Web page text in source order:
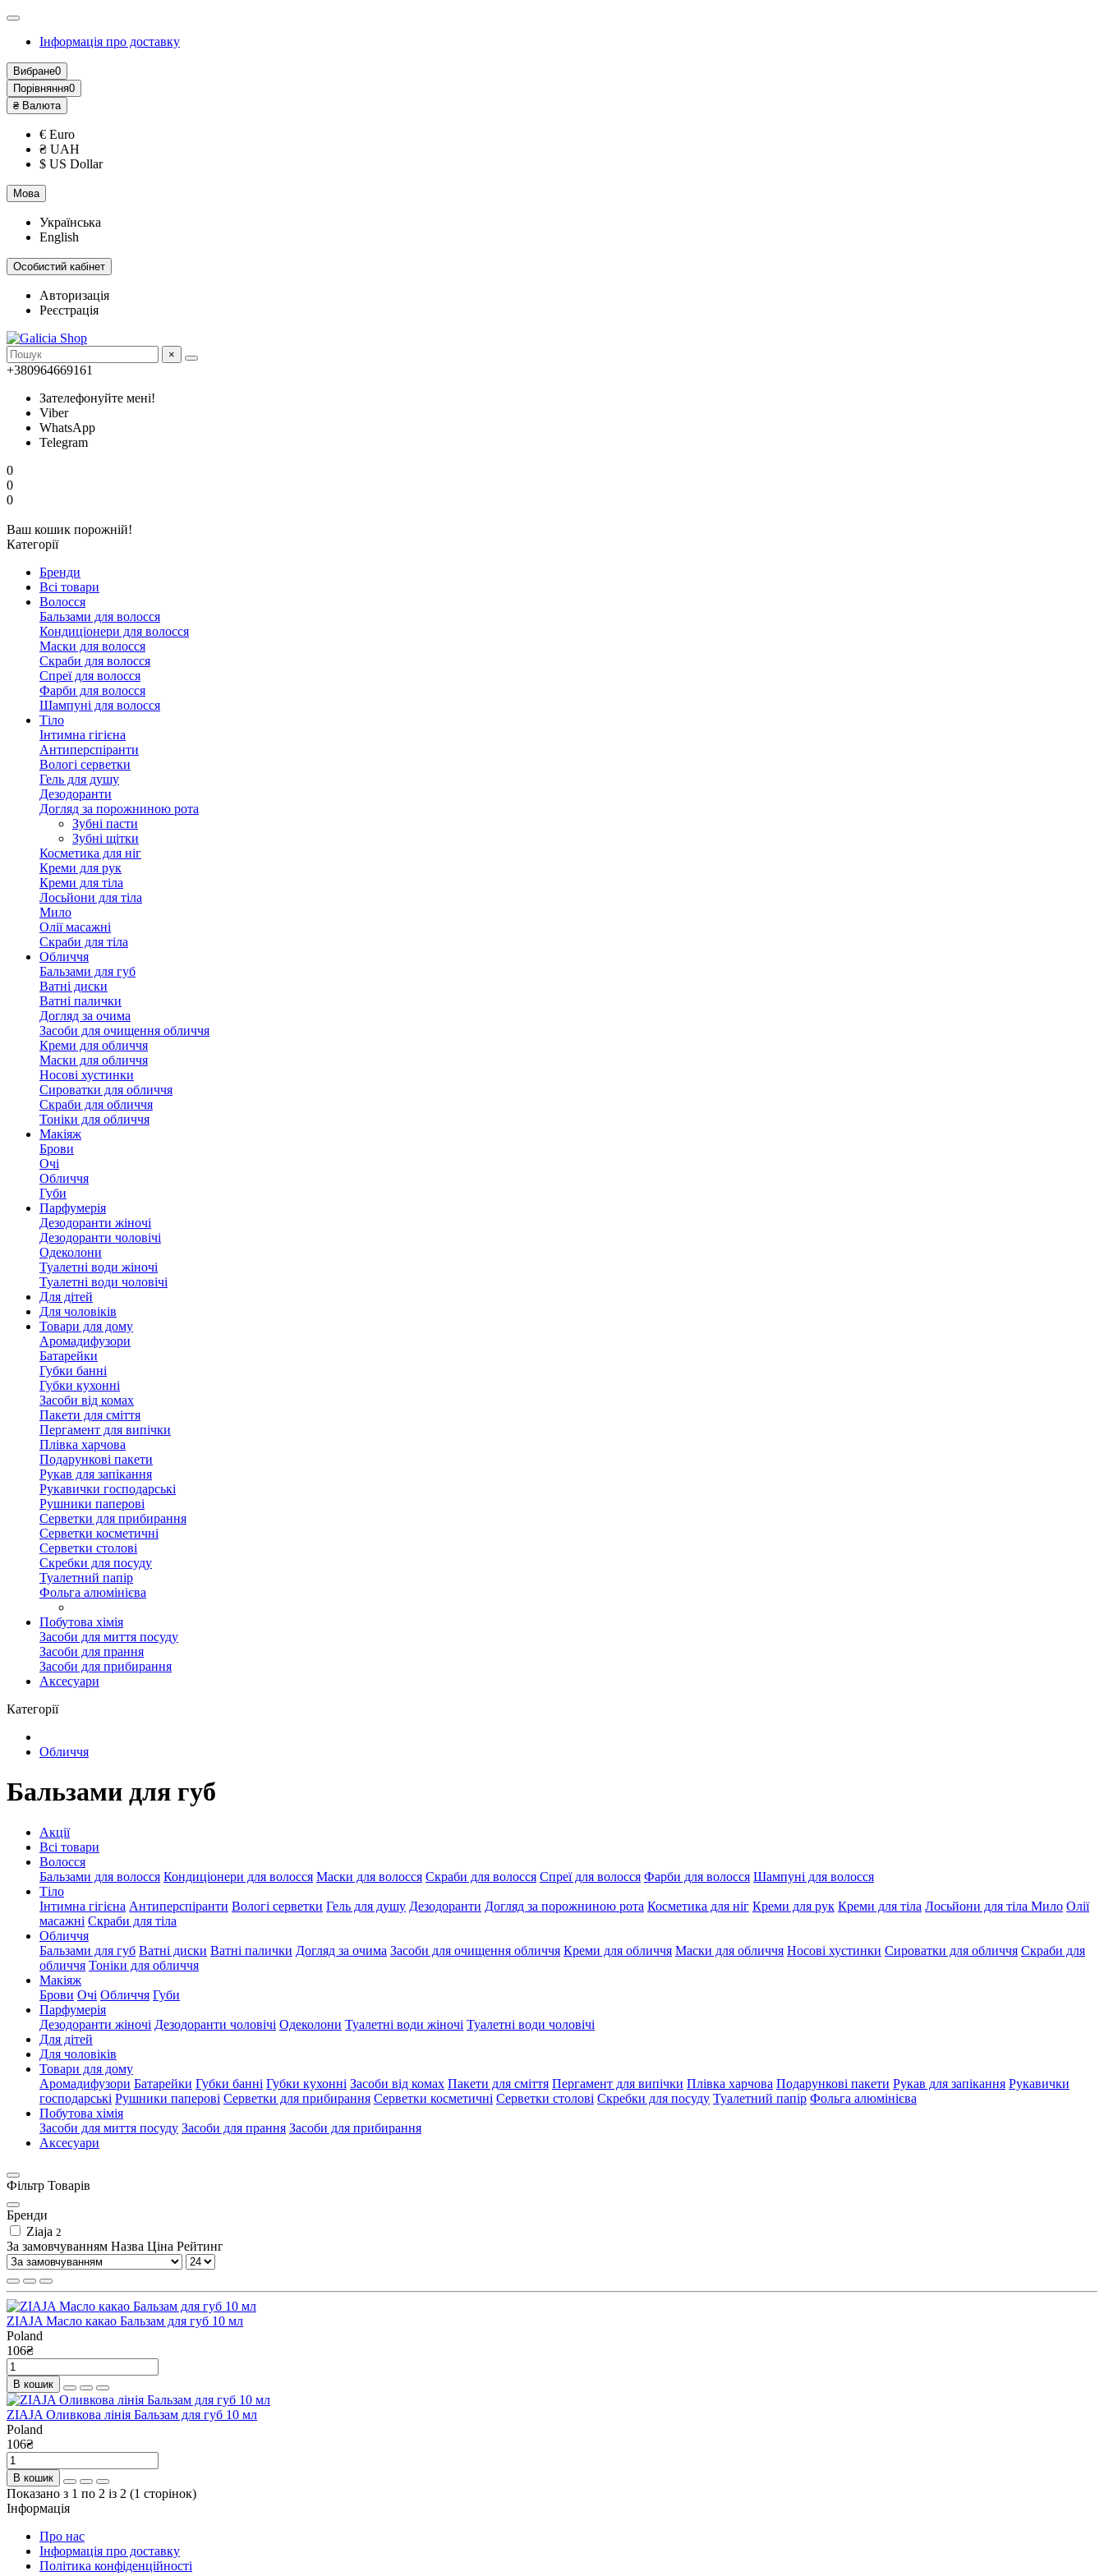
Інформація про доставку
Вибране0
Порівняння0
₴ Валюта
€ Euro
₴ UAH
$ US Dollar
Мова
Українська
English
Особистий кабінет
Авторизація
Реєстрація
×
+380964669161
Зателефонуйте мені!
Viber
WhatsApp
Telegram
0
0
0
Ваш кошик порожній!
Категорії
Бренди
Всі товари
Волосся
Бальзами для волосся
Кондиціонери для волосся
Маски для волосся
Скраби для волосся
Спреї для волосся
Фарби для волосся
Шампуні для волосся
Тіло
Інтимна гігієна
Антиперспіранти
Вологі серветки
Гель для душу
Дезодоранти
Догляд за порожниною рота
Зубні пасти
Зубні щітки
Косметика для ніг
Креми для рук
Креми для тіла
Лосьйони для тіла
Мило
Олії масажні
Скраби для тіла
Обличчя
Бальзами для губ
Ватні диски
Ватні палички
Догляд за очима
Засоби для очищення обличчя
Креми для обличчя
Маски для обличчя
Носові хустинки
Сироватки для обличчя
Скраби для обличчя
Тоніки для обличчя
Макіяж
Брови
Очі
Обличчя
Губи
Парфумерія
Дезодоранти жіночі
Дезодоранти чоловічі
Одеколони
Туалетні води жіночі
Туалетні води чоловічі
Для дітей
Для чоловіків
Товари для дому
Аромадифузори
Батарейки
Губки банні
Губки кухонні
Засоби від комах
Пакети для сміття
Пергамент для випічки
Плівка харчова
Подарункові пакети
Рукав для запікання
Рукавички господарські
Рушники паперові
Серветки для прибирання
Серветки косметичні
Серветки столові
Скребки для посуду
Туалетний папір
Фольга алюмінієва
Побутова хімія
Засоби для миття посуду
Засоби для прання
Засоби для прибирання
Аксесуари
Категорії
Обличчя
Бальзами для губ
Акції
Всі товари
Волосся
Бальзами для волосся Кондиціонери для волосся Маски для волосся Скраби для волосся Спреї для волосся Фарби для волосся Шампуні для волосся
Тіло
Інтимна гігієна Антиперспіранти Вологі серветки Гель для душу Дезодоранти Догляд за порожниною рота Косметика для ніг Креми для рук Креми для тіла Лосьйони для тіла Мило Олії
масажні Скраби для тіла
Обличчя
Бальзами для губ Ватні диски Ватні палички Догляд за очима Засоби для очищення обличчя Креми для обличчя Маски для обличчя Носові хустинки Сироватки для обличчя Скраби для
обличчя Тоніки для обличчя
Макіяж
Брови Очі Обличчя Губи
Парфумерія
Дезодоранти жіночі Дезодоранти чоловічі Одеколони Туалетні води жіночі Туалетні води чоловічі
Для дітей
Для чоловіків
Товари для дому
Аромадифузори Батарейки Губки банні Губки кухонні Засоби від комах Пакети для сміття Пергамент для випічки Плівка харчова Подарункові пакети Рукав для запікання Рукавички
господарські Рушники паперові Серветки для прибирання Серветки косметичні Серветки столові Скребки для посуду Туалетний папір Фольга алюмінієва
Побутова хімія
Засоби для миття посуду Засоби для прання Засоби для прибирання
Аксесуари
Фільтр Товарів
Бренди
Ziaja 2
За замовчуванням Назва Ціна Рейтинг
ZIAJA Масло какао Бальзам для губ 10 мл
Poland
106₴
В кошик
ZIAJA Оливкова лінія Бальзам для губ 10 мл
Poland
106₴
В кошик
Показано з 1 по 2 із 2 (1 сторінок)
Інформація
Про нас
Інформація про доставку
Політика конфіденційності